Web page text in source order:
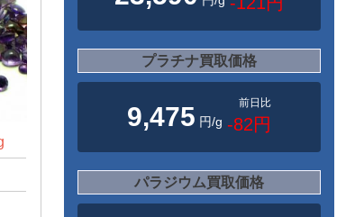
プラチナ買取価格
9,475 円/g
前日比
-82円
パラジウム買取価格